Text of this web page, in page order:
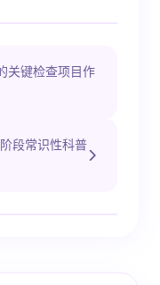
关键检查项目作
段常识性科普